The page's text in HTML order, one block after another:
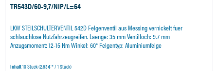
TR543D/60-9,7/NIP/L=64
LKW STEILSCHULTERVENTIL 542D Felgenventil aus Messing vernickelt fuer
schlauchlose Nutzfahrzeugreifen. Laenge: 35 mm Ventilloch: 9.7 mm
Anzugsmoment: 12-15 Nm Winkel: 60° Felgentyp: Aluminiumfelge
Inhalt10 Stück(2,63 € * / 1 Stück)